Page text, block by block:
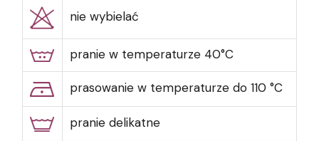
nie wybielać
pranie w temperaturze 40°C
prasowanie w temperaturze do 110 °C
pranie delikatne